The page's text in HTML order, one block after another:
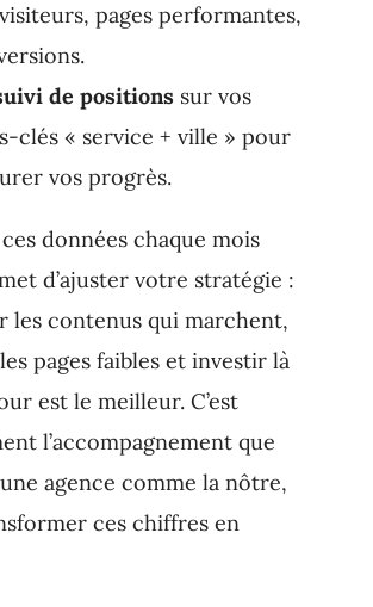
pages performantes,
de positionssur vos
clés « service + ville » pour
vos progrès.
données chaque mois
d’ajuster votre stratégie :
les contenus qui marchent,
pages faibles et investir là
est le meilleur. C’est
l’accompagnement que
agence comme la nôtre,
ces chiffres en